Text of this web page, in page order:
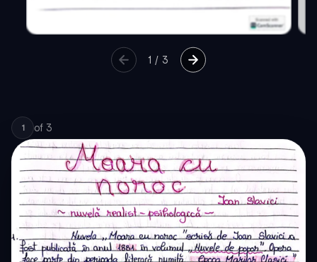
1 / 3
1 of 3